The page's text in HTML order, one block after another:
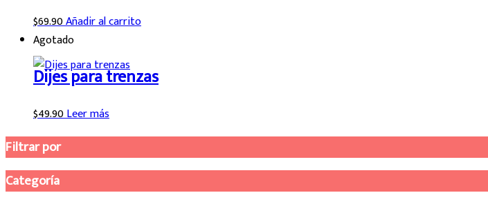
$69.90Añadir al carrito
Agotado
Dijes para trenzas
$49.90Leer más
Filtrar por
Categoría